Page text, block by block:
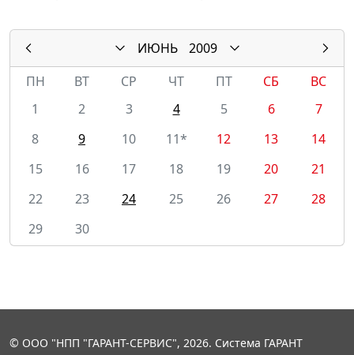
ИЮНЬ
2009
ПН
ВТ СР ЧТ ПТ СБ
ВС
1
2 3 4 5 6
7
8
9 10 11* 12 13
14
15
16 17 18 19 20
21
22
23 24 25 26 27
28
29
30
© ООО "НПП "ГАРАНТ-СЕРВИС", 2026. Система ГАРАНТ